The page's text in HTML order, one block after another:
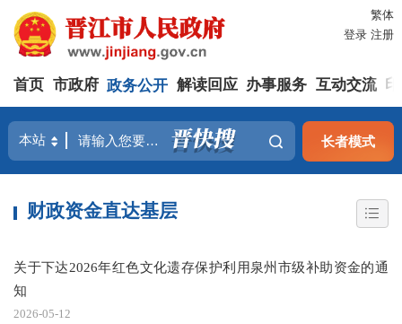
繁体
登录 注册
首页 市政府 政务公开 解读回应 办事服务 互动交流
长者模式
财政资金直达基层
关于下达2026年红色文化遗存保护利用泉州市级补助资金的通
知
2026-05-12